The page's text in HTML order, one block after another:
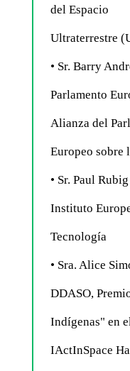
del Espacio
Ultraterrestre
• Sr. Barry
Parlamento
Alianza del
Europeo sobre
• Sr. Paul
Instituto
Tecnología
• Sra. Alice
DDASO,
Indígenas" en
IActInSpace